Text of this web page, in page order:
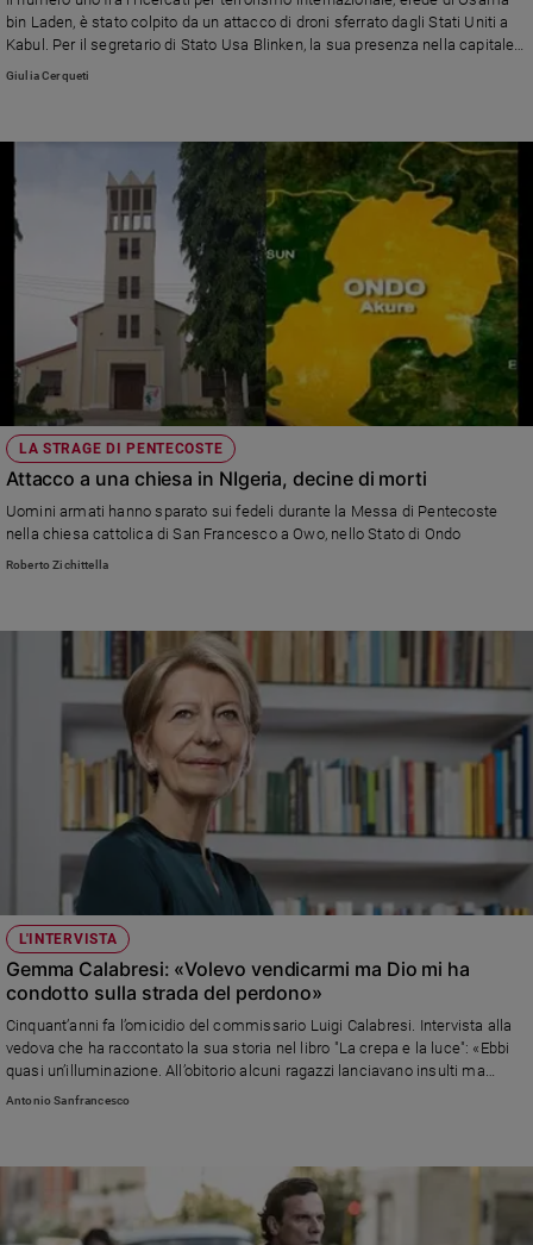
bin Laden, è stato colpito da un attacco di droni sferrato dagli Stati Uniti a
Kabul. Per il segretario di Stato Usa Blinken, la sua presenza nella capitale
afghana era un'aperta violazione degli accordi di Doha da parte dei talebani
Giulia Cerqueti
LA STRAGE DI PENTECOSTE
Attacco a una chiesa in NIgeria, decine di morti
Uomini armati hanno sparato sui fedeli durante la Messa di Pentecoste
nella chiesa cattolica di San Francesco a Owo, nello Stato di Ondo
Roberto Zichittella
L'INTERVISTA
Gemma Calabresi: «Volevo vendicarmi ma Dio mi ha
condotto sulla strada del perdono»
Cinquant’anni fa l’omicidio del commissario Luigi Calabresi. Intervista alla
vedova che ha raccontato la sua storia nel libro "La crepa e la luce": «Ebbi
quasi un’illuminazione. All’obitorio alcuni ragazzi lanciavano insulti ma
ricevevo migliaia di lettere e regali per i miei figli. Spesso mi sono
Antonio Sanfrancesco